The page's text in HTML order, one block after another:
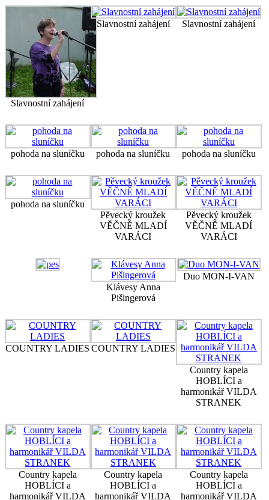
Slavnostní zahájení
Slavnostní zahájení Slavnostní zahájení
pohoda na sluníčku pohoda na sluníčku pohoda na sluníčku
pohoda na sluníčku
Pěvecký kroužek
VĚČNĚ MLADÍ
VARÁCI
Pěvecký kroužek
VĚČNĚ MLADÍ
VARÁCI
Klávesy Anna
Pišingerová
Duo MON-I-VAN
COUNTRY LADIES COUNTRY LADIES
Country kapela
HOBLÍCI a
harmonikář VILDA
STRANEK
Country kapela
HOBLÍCI a
harmonikář VILDA
Country kapela
HOBLÍCI a
harmonikář VILDA
Country kapela
HOBLÍCI a
harmonikář VILDA